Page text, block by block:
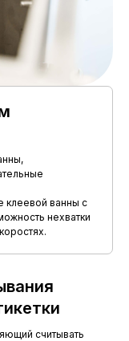
клеевой ванны с
нехватки
считывать